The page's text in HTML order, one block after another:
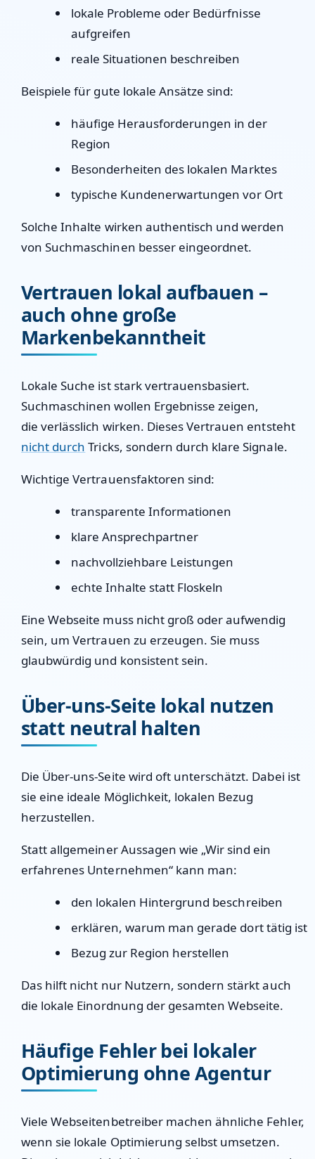
lokale Probleme oder Bedürfnisse
aufgreifen
reale Situationen beschreiben
Beispiele für gute lokale Ansätze sind:
häufige Herausforderungen in der
Region
Besonderheiten des lokalen Marktes
typische Kundenerwartungen vor Ort
Solche Inhalte wirken authentisch und werden
von Suchmaschinen besser eingeordnet.
Vertrauen lokal aufbauen –
auch ohne große
Markenbekanntheit
Lokale Suche ist stark vertrauensbasiert.
Suchmaschinen wollen Ergebnisse zeigen,
dieverlässlich wirken. Dieses Vertrauen entsteht
nicht durch Tricks, sondern durch klare Signale.
Wichtige Vertrauensfaktoren sind:
transparente Informationen
klare Ansprechpartner
nachvollziehbare Leistungen
echte Inhalte statt Floskeln
Eine Webseite muss nicht groß oder aufwendig
sein, um Vertrauen zu erzeugen. Sie muss
glaubwürdig und konsistent sein.
Über-uns-Seite lokal nutzen
statt neutral halten
Die Über-uns-Seite wird oft unterschätzt. Dabei ist
sie eine ideale Möglichkeit, lokalen Bezug
herzustellen.
Statt allgemeiner Aussagen wie „Wir sind ein
erfahrenes Unternehmen“ kann man:
den lokalen Hintergrund beschreiben
erklären, warum man gerade dort tätig ist
Bezug zur Region herstellen
Das hilft nicht nur Nutzern, sondern stärkt auch
die lokale Einordnung der gesamten Webseite.
Häufige Fehler bei lokaler
Optimierung ohne Agentur
Viele Webseitenbetreiber machen ähnliche Fehler,
wenn sie lokale Optimierung selbst umsetzen.